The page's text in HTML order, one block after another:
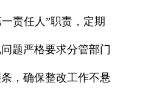
责任人”职责，定期
题严格要求分管部门
，确保整改工作不悬